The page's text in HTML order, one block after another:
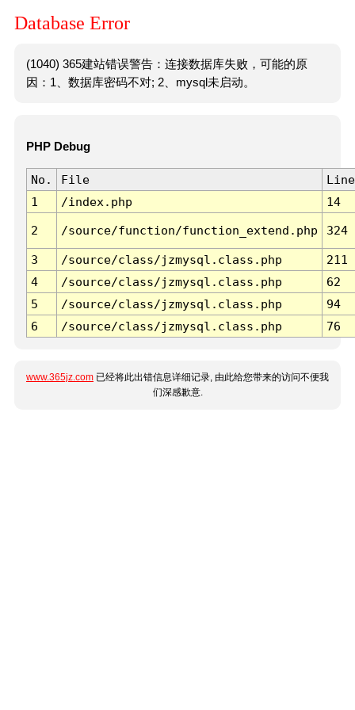
Database Error
(1040) 365建站错误警告：连接数据库失败，可能的原
因：1、数据库密码不对; 2、mysql未启动。
PHP Debug
No. File
Line
1
/index.php 14
2 /source/function/function_extend.php 324
3 /source/class/jzmysql.class.php
211
4
/source/class/jzmysql.class.php
62
5
/source/class/jzmysql.class.php
94
6
/source/class/jzmysql.class.php 76
www.365jz.com 已经将此出错信息详细记录, 由此给您带来的访问不便我
们深感歉意.